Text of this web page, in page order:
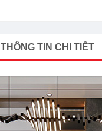
THÔNG TIN CHI TIẾT